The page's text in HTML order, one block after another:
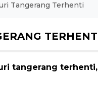
Tangerang Terhenti
tangerang